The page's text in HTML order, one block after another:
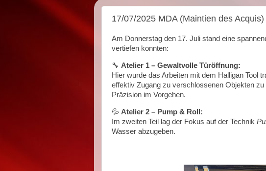
17/07/2025 MDA (Maintien des
Am Donnerstag den 17. Juli stand eine
vertiefen konnten:
🔧 Atelier 1 – Gewaltvolle Türöffnung:
Hier wurde das Arbeiten mit dem Halligan Tool
effektiv Zugang zu verschlossenen Objekten
Präzision im Vorgehen.
💦 Atelier 2 – Pump & Roll:
Im zweiten Teil lag der Fokus auf der Technik
Wasser abzugeben.